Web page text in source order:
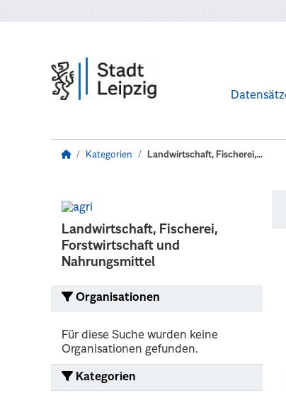
Kategorien Landwirtschaft, Fischerei,...
Landwirtschaft, Fischerei,
Forstwirtschaft und
Nahrungsmittel
Organisationen
Für diese Suche wurden keine
Organisationen gefunden.
Kategorien